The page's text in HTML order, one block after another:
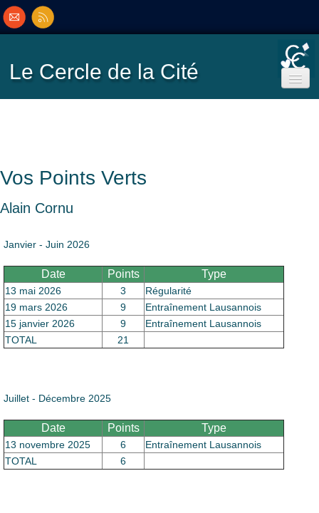
Le Cercle de la Cité
Classement
Le Club
Vos Points Verts
Alain Cornu
Janvier - Juin 2026
Date Points Type
13 mai 2026 3
Régularité
19 mars 2026
9
Entraînement Lausannois
15 janvier 2026
9
Entraînement Lausannois
TOTAL
21
Juillet - Décembre 2025
Date Points Type
13 novembre 2025 6
Entraînement Lausannois
TOTAL
6